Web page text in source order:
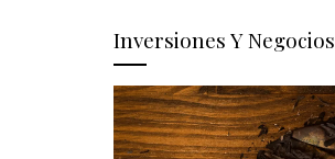
Inversiones Y Negocios